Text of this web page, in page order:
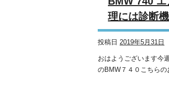
理には診断
投稿日 2019年5月31日
おはようございます今
のBMW７４０こちら